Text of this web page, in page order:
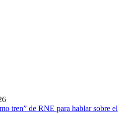
tren” de RNE para hablar sobre el